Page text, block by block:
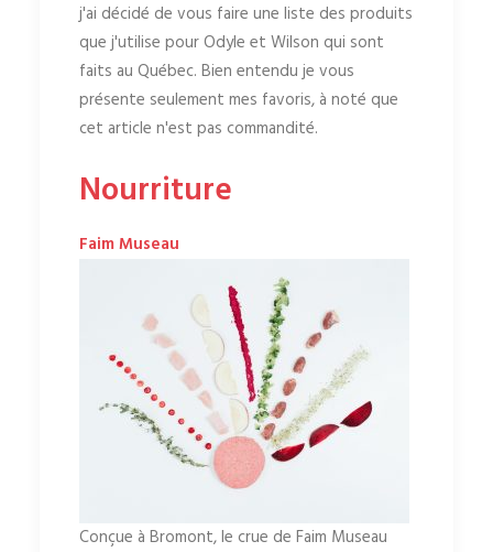
j'ai décidé de vous faire une liste des produits
que j'utilise pour Odyle et Wilson qui sont
faits au Québec. Bien entendu je vous
présente seulement mes favoris, à noté que
cet article n'est pas commandité.
Nourriture
Faim Museau
Conçue à Bromont, le crue de Faim Museau